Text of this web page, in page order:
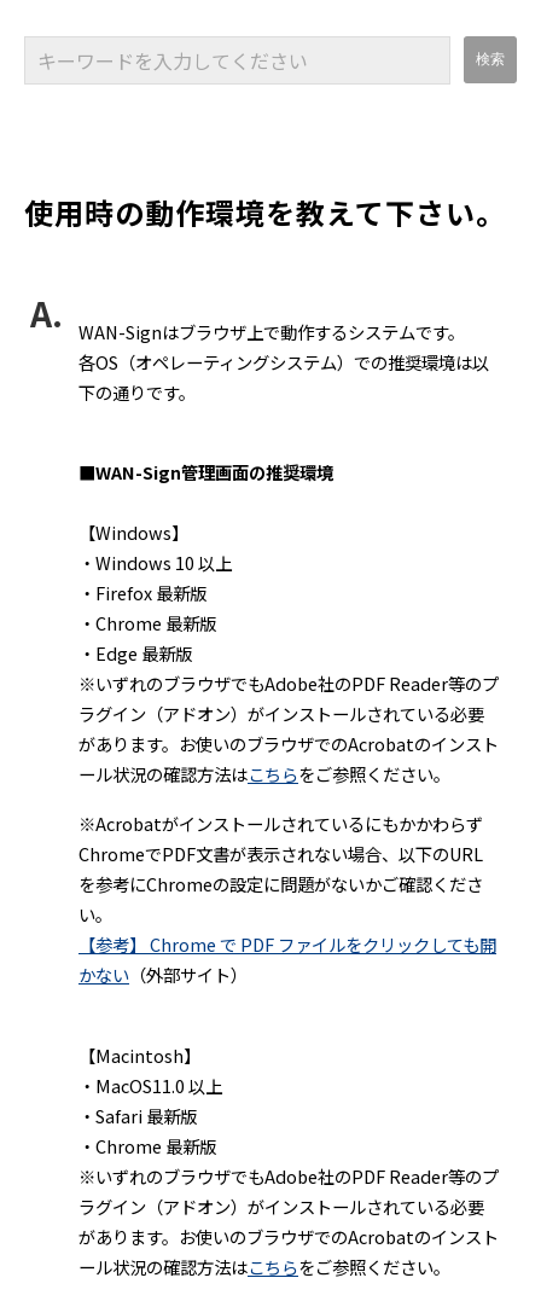
使用時の動作環境を教えて下さい。
WAN-Signはブラウザ上で動作するシステムです。
各OS（オペレーティングシステム）での推奨環境は以
下の通りです。
■WAN-Sign管理画面の推奨環境
【Windows】
・Windows 10 以上
・Firefox 最新版
・Chrome 最新版
・Edge 最新版
※いずれのブラウザでもAdobe社のPDF Reader等のプ
ラグイン（アドオン）がインストールされている必要
があります。お使いのブラウザでのAcrobatのインスト
ール状況の確認方法はこちらをご参照ください。
※Acrobatがインストールされているにもかかわらず
ChromeでPDF文書が表示されない場合、以下のURL
を参考にChromeの設定に問題がないかご確認くださ
い。
【参考】 Chrome で PDF ファイルをクリックしても開
かない （外部サイト）
【Macintosh】
・MacOS11.0 以上
・Safari 最新版
・Chrome 最新版
※いずれのブラウザでもAdobe社のPDF Reader等のプ
ラグイン（アドオン）がインストールされている必要
があります。お使いのブラウザでのAcrobatのインスト
ール状況の確認方法はこちらをご参照ください。